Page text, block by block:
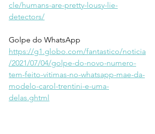
cle/humans-are-pretty-lousy-lie-
detectors/
Golpe do WhatsApp
https://g1.globo.com/fantastico/noticia
/2021/07/04/golpe-do-novo-numero-
tem-feito-vitimas-no-whatsapp-mae-da-
modelo-carol-trentini-e-uma-
delas.ghtml